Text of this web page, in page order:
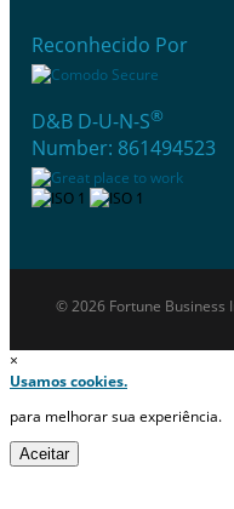
Reconhecido Por
D&B D-U-N-S®
Number: 861494523
© 2026 Fortune Business
×
Usamos cookies.
para melhorar sua experiência.
Aceitar